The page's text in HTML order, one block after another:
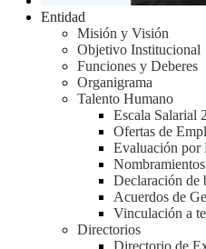
Entidad
Misión y Visión
Objetivo Institucional
Funciones y Deberes
Organigrama
Talento Humano
Escala Salarial
Ofertas de
Evaluación por
Declaración de
Acuerdos de
Vinculación a
Directorios
Directorio de